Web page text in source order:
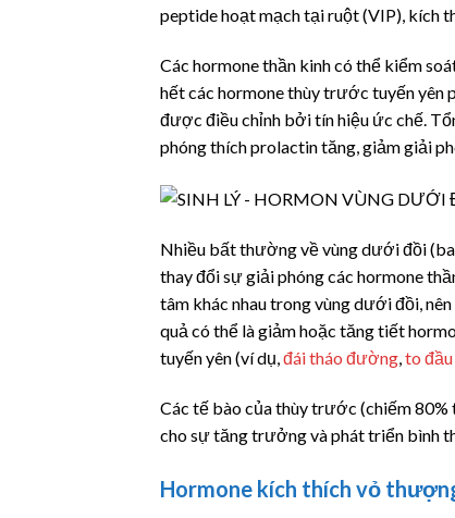
peptide hoạt mạch tại ruột (VIP), kích
Các hormone thần kinh có thể kiểm
hết các hormone thùy trước tuyến yên
được điều chỉnh bởi tín hiệu ức chế.
phóng thích prolactin tăng, giảm giải
Nhiều bất thường về vùng dưới đồi
thay đổi sự giải phóng các hormone
tâm khác nhau trong vùng dưới đồi,
quả có thể là giảm hoặc tăng tiết
tuyến yên (ví dụ,đái tháo đường,to
Các tế bào của thùy trước (chiếm
cho sự tăng trưởng và phát triển bình
Hormone kích thích vỏ